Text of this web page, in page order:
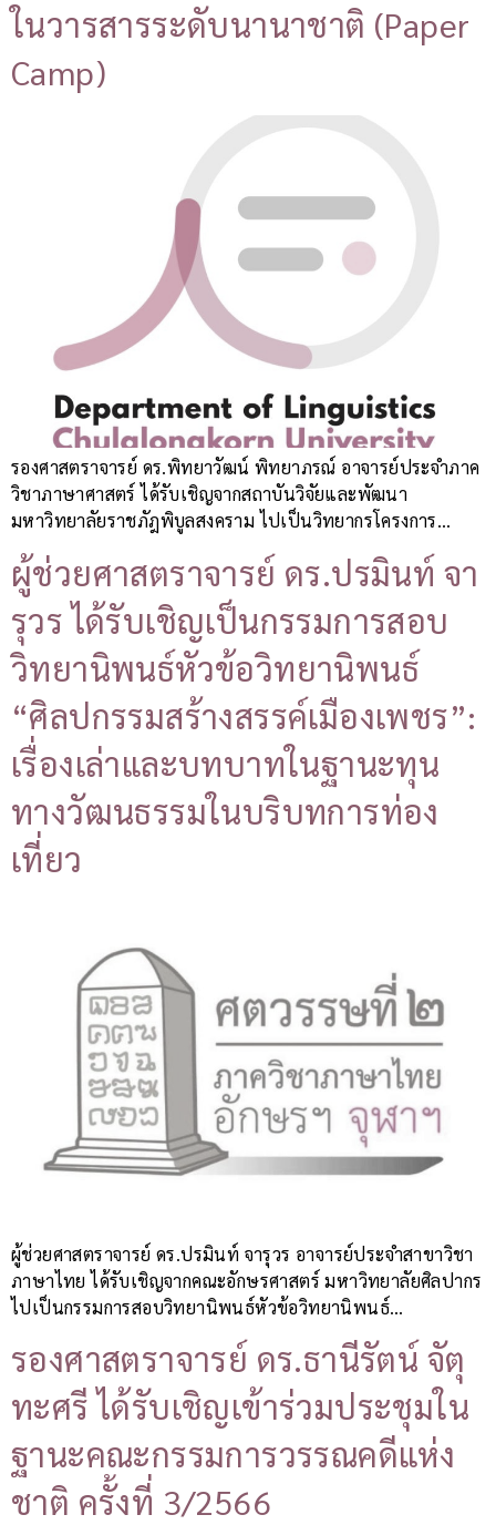
ในวารสารระดับนานาชาติ (Paper
Camp)
รองศาสตราจารย์ ดร.พิทยาวัฒน์ พิทยาภรณ์ อาจารย์ประจำภาค
วิชาภาษาศาสตร์ ได้รับเชิญจากสถาบันวิจัยและพัฒนา
มหาวิทยาลัยราชภัฎพิบูลสงคราม ไปเป็นวิทยากรโครงการ…
ผู้ช่วยศาสตราจารย์ ดร.ปรมินท์ จา
รุวร ได้รับเชิญเป็นกรรมการสอบ
วิทยานิพนธ์หัวข้อวิทยานิพนธ์
“ศิลปกรรมสร้างสรรค์เมืองเพชร”:
เรื่องเล่าและบทบาทในฐานะทุน
ทางวัฒนธรรมในบริบทการท่อง
เที่ยว
ผู้ช่วยศาสตราจารย์ ดร.ปรมินท์ จารุวร อาจารย์ประจำสาขาวิชา
ภาษาไทย ได้รับเชิญจากคณะอักษรศาสตร์ มหาวิทยาลัยศิลปากร
ไปเป็นกรรมการสอบวิทยานิพนธ์หัวข้อวิทยานิพนธ์…
รองศาสตราจารย์ ดร.ธานีรัตน์ จัตุ
ทะศรี ได้รับเชิญเข้าร่วมประชุมใน
ฐานะคณะกรรมการวรรณคดีแห่ง
ชาติ ครั้งที่ 3/2566